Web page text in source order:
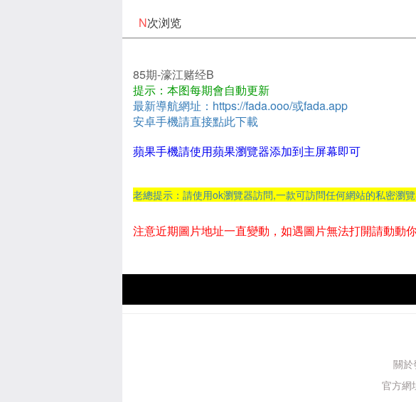
N次浏览
85期-濠江赌经B
提示：本图每期會自動更新
最新導航網址：https://fada.ooo/或fada.app
安卓手機請直接點此下載
蘋果手機請使用蘋果瀏覽器添加到主屏幕即可
老總提示：請使用ok瀏覽器訪問,一款可訪問任何網站的私密瀏
注意近期圖片地址一直變動，如遇圖片無法打開請動動
關於
官方網